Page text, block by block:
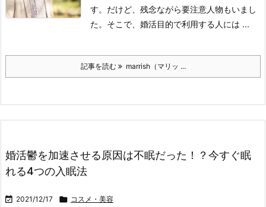
す。だけど、残念ながら要注意人物もいまし
た。そこで、婚活目的で利用する人には ...
記事を読む marrish（マリッ ...
婚活鬱を加速させる原因は不眠だった！？今すぐ眠
れる4つの入眠法
 2021/12/17  コスメ・美容